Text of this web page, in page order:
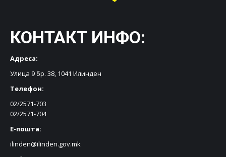
КОНТАКТ ИНФО:
Адреса:
Улица 9 бр. 38, 1041 Илинден
Телефон:
02/2571-703
02/2571-704
Е-пошта:
ilinden@ilinden.gov.mk